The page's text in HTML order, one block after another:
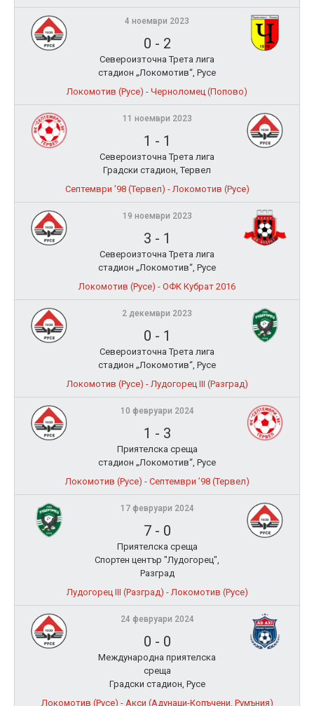
4 ноември 2023
0 - 2
Североизточна Трета лига
стадион „Локомотив“, Русе
Локомотив (Русе) - Черноломец (Попово)
11 ноември 2023
1 - 1
Североизточна Трета лига
Градски стадион, Тервел
Септември ’98 (Тервел) - Локомотив (Русе)
19 ноември 2023
3 - 1
Североизточна Трета лига
стадион „Локомотив“, Русе
Локомотив (Русе) - ОФК Кубрат 2016
2 декември 2023
0 - 1
Североизточна Трета лига
стадион „Локомотив“, Русе
Локомотив (Русе) - Лудогорец III (Разград)
10 февруари 2024
1 - 3
Приятелска среща
стадион „Локомотив“, Русе
Локомотив (Русе) - Септември ’98 (Тервел)
17 февруари 2024
7- 0
Приятелска среща
Спортен център "Лудогорец",
Разград
Лудогорец III (Разград) - Локомотив (Русе)
24 февруари 2024
0 - 0
Международна приятелска
среща
Градски стадион, Русе
Локомотив (Русе) - Акси (Адунаци-Копъчени, Румъния)